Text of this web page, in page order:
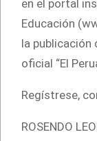
en el portal
Educación
la publicación
oficial “El
Regístrese,
ROSENDO